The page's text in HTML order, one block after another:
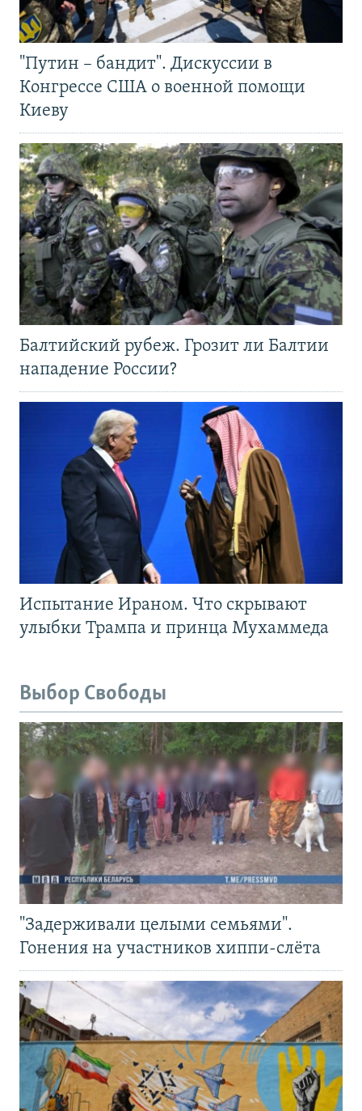
"Путин – бандит". Дискуссии в
Конгрессе США о военной помощи
Киеву
Балтийский рубеж. Грозит ли Балтии
нападение России?
Испытание Ираном. Что скрывают
улыбки Трампа и принца Мухаммеда
Выбор Свободы
"Задерживали целыми семьями".
Гонения на участников хиппи-слёта